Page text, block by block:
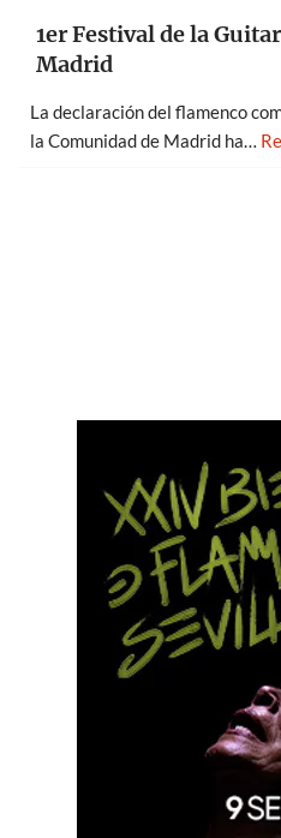
1er Festival de la
Madrid
La declaración del flamenco
la Comunidad de Madrid ha…